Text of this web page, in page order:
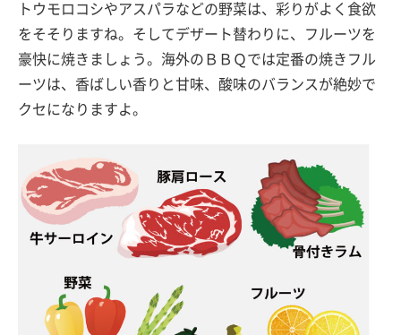
トウモロコシやアスパラなどの野菜は、彩りがよく食欲
をそそりますね。そしてデザート替わりに、フルーツを
豪快に焼きましょう。海外のＢＢＱでは定番の焼きフル
ーツは、香ばしい香りと甘味、酸味のバランスが絶妙で
クセになりますよ。